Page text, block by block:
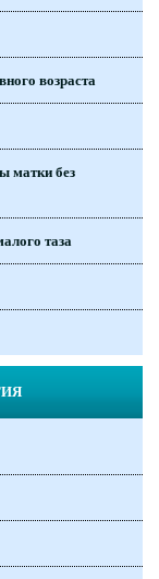
возраста
матки без
таза